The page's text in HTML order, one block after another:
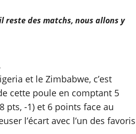
reste des matchs, nous allons y
et le Zimbabwe, c’est
cette poule en comptant 5
pts, -1) et 6 points face au
l’écart avec l’un des favoris